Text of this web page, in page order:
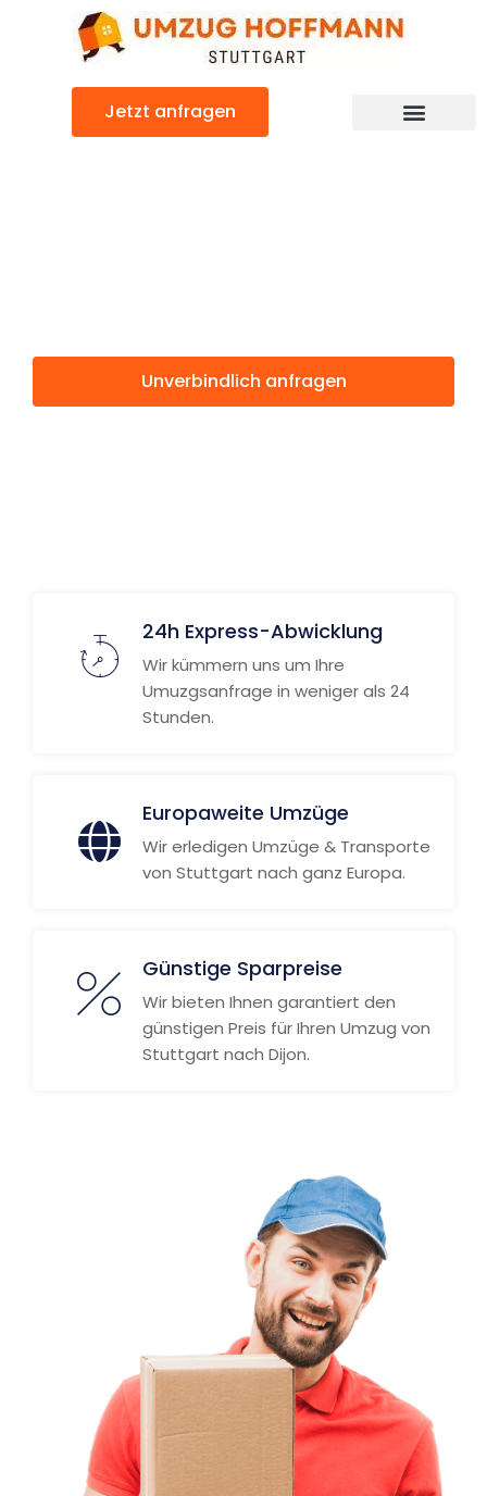
Jetzt anfragen
Unverbindlich anfragen
24h Express-Abwicklung
Wir kümmern uns um Ihre
Umuzgsanfrage in weniger als 24
Stunden.
Europaweite Umzüge
Wir erledigen Umzüge & Transporte
von Stuttgart nach ganz Europa.
Günstige Sparpreise
Wir bieten Ihnen garantiert den
günstigen Preis für Ihren Umzug von
Stuttgart nach Dijon.